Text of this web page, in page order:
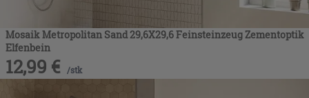
Mosaik Metropolitan Sand 29,6X29,6 Feinsteinzeug Zementoptik
Elfenbein
12,99 € /stk